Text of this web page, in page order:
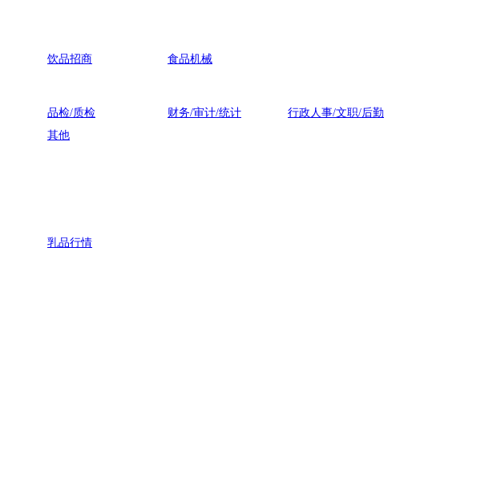
饮品招商 食品机械
品检/质检 财务/审计/统计
行政人事/文职/后勤
其他
乳品行情